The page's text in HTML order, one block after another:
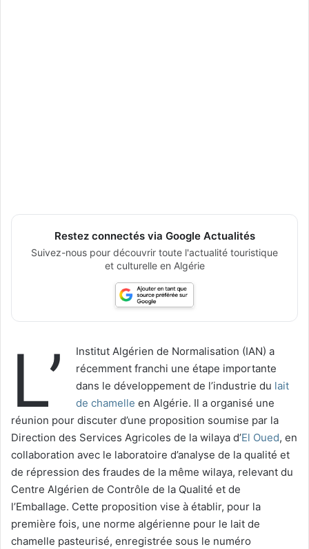
Restez connectés via Google Actualités
Suivez-nous pour découvrir toute l'actualité touristique
et culturelle en Algérie
L’
Institut Algérien de Normalisation (IAN) a
récemment franchi une étape importante
dans le développement de l’industrie du lait
de chamelle en Algérie. Il a organisé une
réunion pour discuter d’une proposition soumise par la
Direction des Services Agricoles de la wilaya d’El Oued, en
collaboration avec le laboratoire d’analyse de la qualité et
de répression des fraudes de la même wilaya, relevant du
Centre Algérien de Contrôle de la Qualité et de
l’Emballage. Cette proposition vise à établir, pour la
première fois, une norme algérienne pour le lait de
chamelle pasteurisé, enregistrée sous le numéro